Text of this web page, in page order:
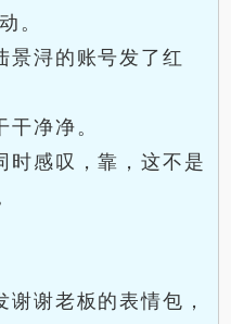
。
景浔的账号发了红
净净。
时感叹，靠，这不是
谢谢老板的表情包，